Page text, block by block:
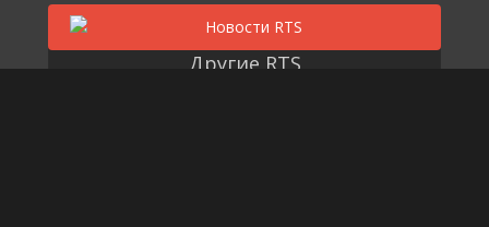
Другие RTS